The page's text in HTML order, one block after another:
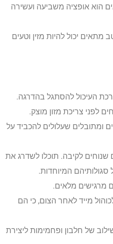
הוא אופציה משביעה ועשירה
מתאים יכול להיות מזין וטעים
העיכול להסתגל בהדרגה.
לפני צריכת מזון מוצק.
ומתובלים שעלולים להכביד על
שנוחים לקיבה. תוכלו לשדרג את
סגולותיהם המיוחדות.
מרגישים מלאים.
מייד לאחר הצום, כי הם
של חלבון ופחמימות ליצירת